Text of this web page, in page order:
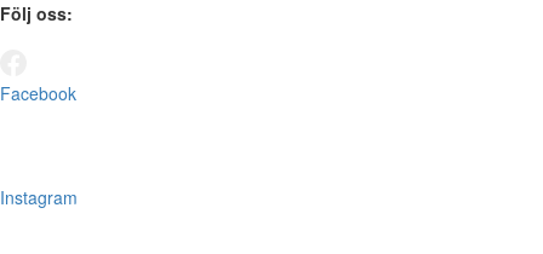
Följ oss:
Facebook
Instagram